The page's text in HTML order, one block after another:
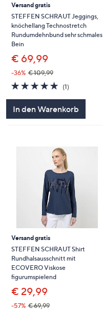
Versand gratis
STEFFEN SCHRAUT Jeggings,
knöchellang Technostretch
Rundumdehnbund sehr schmales
Bein
€ 69,99
-36% € 109,99
5.0
von
(1)
In den Warenkorb
Versand gratis
STEFFEN SCHRAUT Shirt
Rundhalsausschnitt mit
ECOVERO Viskose
figurumspielend
€ 29,99
-57% € 69,99